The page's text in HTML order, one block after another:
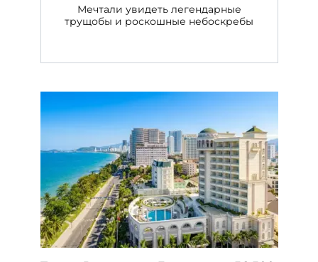
Мечтали увидеть легендарные
трущобы и роскошные небоскребы